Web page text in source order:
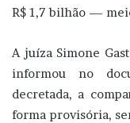
R$ 1,7 bilhão —
A juíza Simone
informou no
decretada, a
forma provisória,